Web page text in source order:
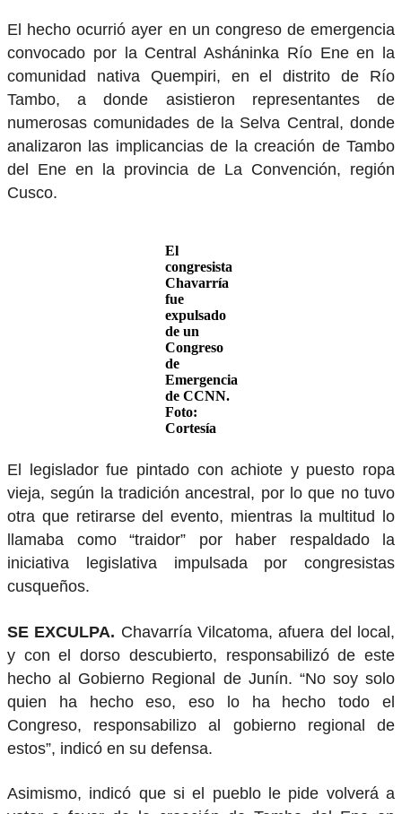
El hecho ocurrió ayer en un congreso de emergencia
convocado por la Central Asháninka Río Ene en la
comunidad nativa Quempiri, en el distrito de Río
Tambo, a donde asistieron representantes de
numerosas comunidades de la Selva Central, donde
analizaron las implicancias de la creación de Tambo
del Ene en la provincia de La Convención, región
Cusco.
El
congresista
Chavarría
fue
expulsado
de un
Congreso
de
Emergencia
de CCNN.
Foto:
Cortesía
El legislador fue pintado con achiote y puesto ropa
vieja, según la tradición ancestral, por lo que no tuvo
otra que retirarse del evento, mientras la multitud lo
llamaba como “traidor” por haber respaldado la
iniciativa legislativa impulsada por congresistas
cusqueños.
SE EXCULPA. Chavarría Vilcatoma, afuera del local,
y con el dorso descubierto, responsabilizó de este
hecho al Gobierno Regional de Junín. “No soy solo
quien ha hecho eso, eso lo ha hecho todo el
Congreso, responsabilizo al gobierno regional de
estos”, indicó en su defensa.
Asimismo, indicó que si el pueblo le pide volverá a